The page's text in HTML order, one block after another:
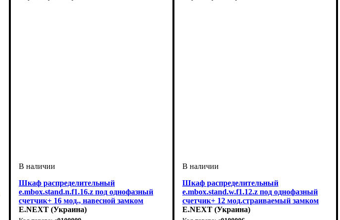
Шкаф распределительный
e.mbox.stand.n.f1.16.z под однофазный
счетчик+ 16 мод., навесной замком
E.NEXT (Украина)
Шкаф распределительный
e.mbox.stand.w.f1.12.z под однофазный
счетчик+ 12 мод.страиваемый замком
E.NEXT (Украина)